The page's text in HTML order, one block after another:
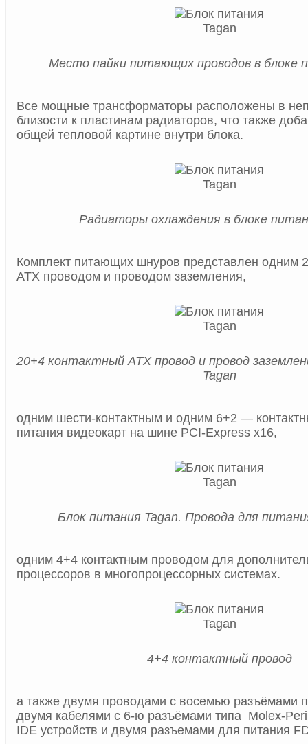
Место пайки питающих проводов в блоке
Все мощные трансформаторы расположены в
близости к пластинам радиаторов, что также
общей тепловой картине внутри блока.
Радиаторы охлаждения в блоке
Комплект питающих шнуров представлен одним
ATX проводом и проводом заземления,
20+4 контактный ATX провод и провод
Tagan
одним шести-контактным и одним 6+2 —
питания видеокарт на шине PCI-Express х16,
Блок питания Tagan. Провода для
одним 4+4 контактным проводом для
процессоров в многопроцессорных системах.
4+4 контактный провод
а также двумя проводами с восемью разъёмами
двумя кабелями с 6-ю разъёмами типа Molex-
IDE устройств и двумя разъемами для питания